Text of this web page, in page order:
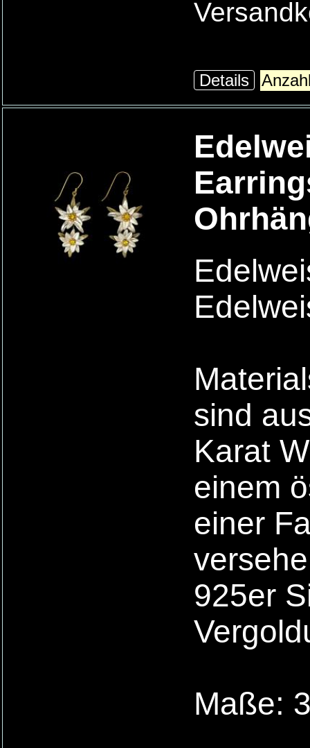
Details
sind
Karat
einem
einer
925er
Maße: